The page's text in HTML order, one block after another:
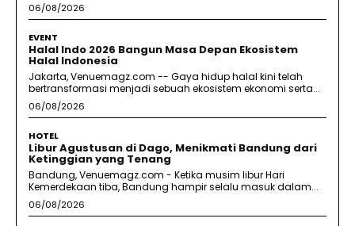
06/08/2026
EVENT
Halal Indo 2026 Bangun Masa Depan Ekosistem
Halal Indonesia
Jakarta, Venuemagz.com -- Gaya hidup halal kini telah
bertransformasi menjadi sebuah ekosistem ekonomi serta...
06/08/2026
HOTEL
Libur Agustusan di Dago, Menikmati Bandung dari
Ketinggian yang Tenang
Bandung, Venuemagz.com - Ketika musim libur Hari
Kemerdekaan tiba, Bandung hampir selalu masuk dalam...
06/08/2026